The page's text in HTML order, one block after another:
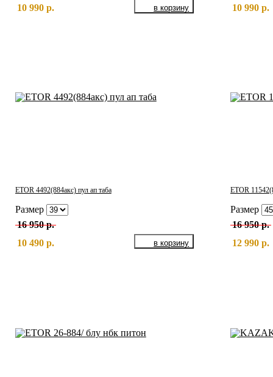
10 990 р. 10 990 р.
ETOR 4492(884акс) пул ап таба
Размер
16 950 р.
10 490 р.
ETOR
Размер
16 950 р.
12 990 р.